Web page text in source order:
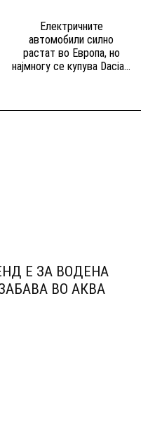
Електричните
автомобили силно
растат во Европа, но
најмногу се купува Dacia...
Е ЗА ВОДЕНА
ВО АКВА